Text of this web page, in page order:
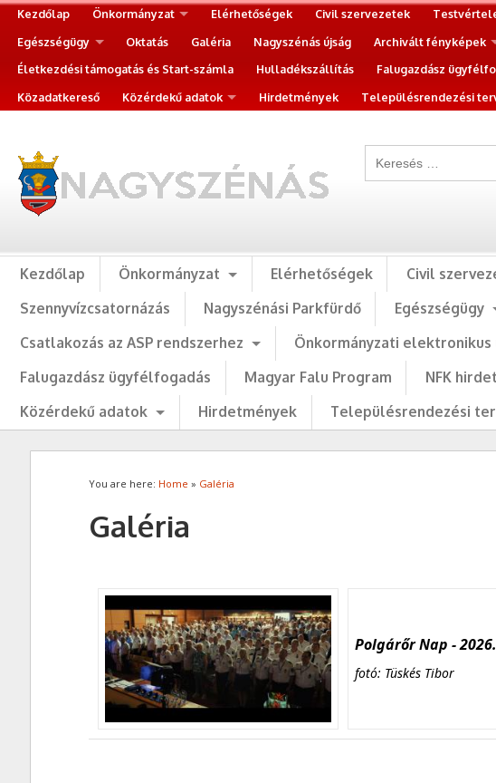
Kezdőlap Önkormányzat Elérhetőségek Civil szervezetek
Egészségügy
Oktatás Galéria Nagyszénás újság Archivált fényképek
Életkezdési támogatás és Start-számla
Hulladékszállítás Falugazdász
Közadatkereső
Közérdekű adatok Hirdetmények Településrendezési
Kezdőlap Önkormányzat Elérhetőségek Civil
Szennyvízcsatornázás
Nagyszénási Parkfürdő Egészségügy
Csatlakozás az ASP rendszerhez
Önkormányzati elektronikus
Falugazdász ügyfélfogadás
Magyar Falu Program NFK
Közérdekű adatok
Hirdetmények Településrendezési
You are here: Home » Galéria
Galéria
Polgárőr Nap -
fotó: Tüskés Tibor